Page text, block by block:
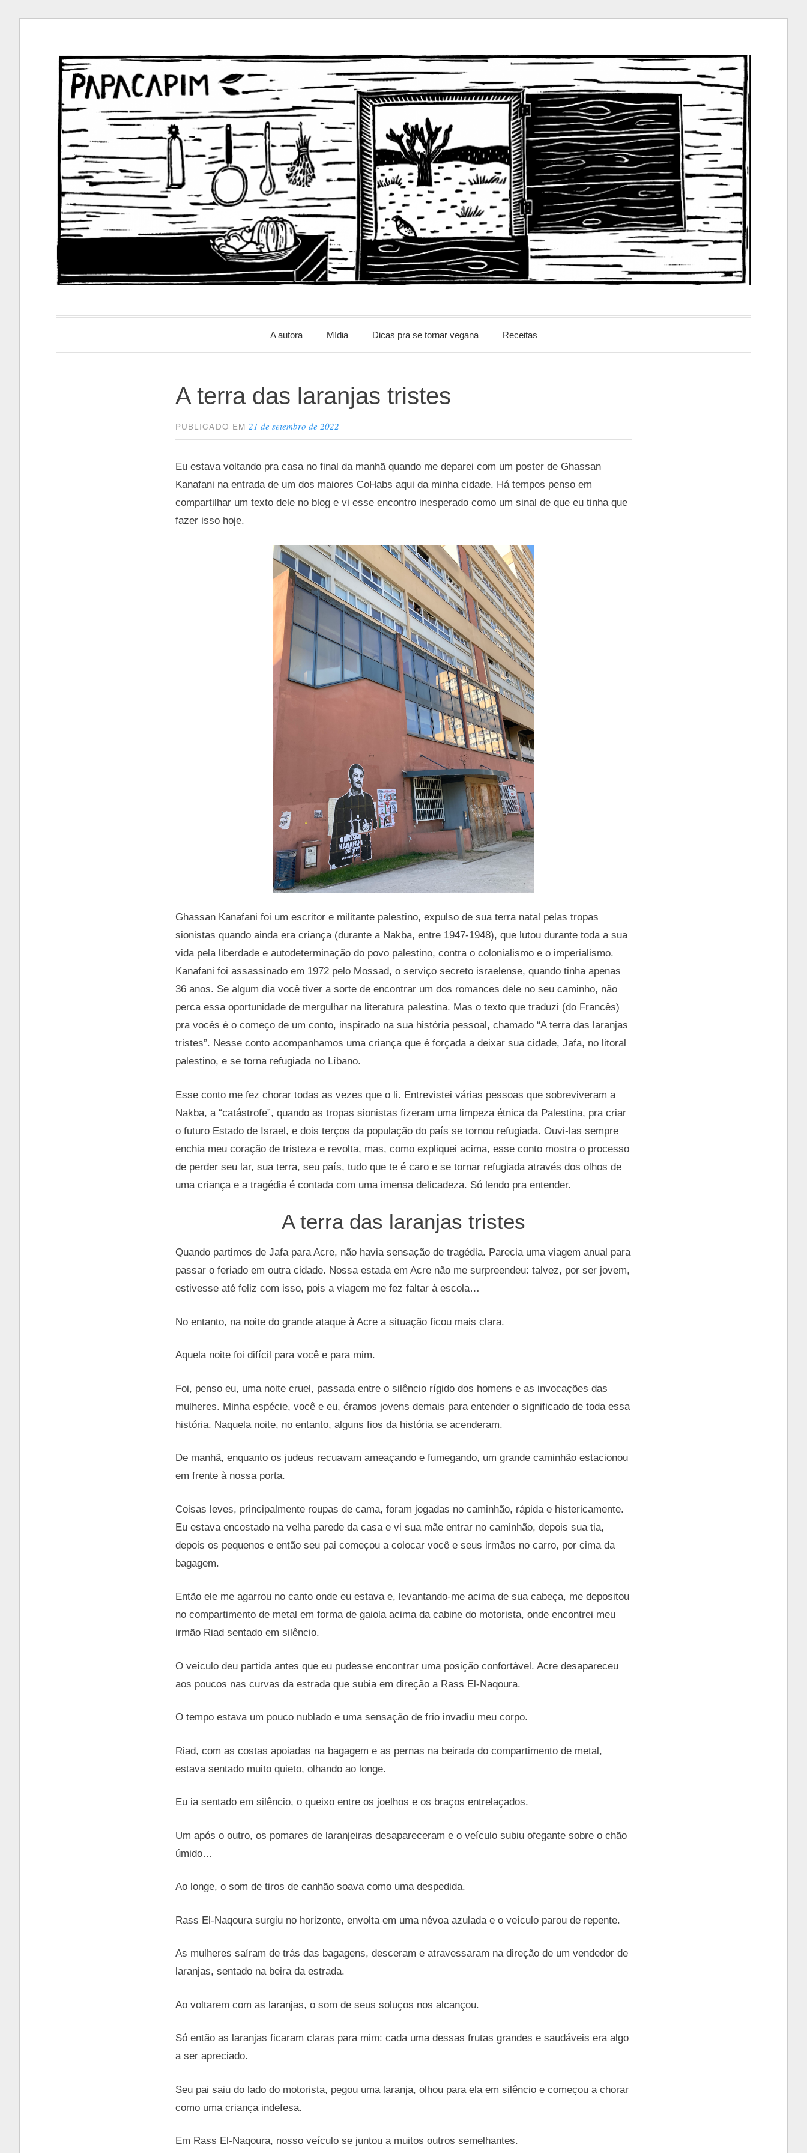
conteúdo
PapacapimA autora Mídia Dicas pra se tornar vegana Receitas
A terra das laranjas tristes
PUBLICADO EM21 de setembro de 2022
Eu estava voltando pra casa no final da manhã quando me deparei com um poster de Ghassan
Kanafani na entrada de um dos maiores CoHabs aqui da minha cidade. Há tempos penso em
compartilhar um texto dele no blog e vi esse encontro inesperado como um sinal de que eu tinha que
fazer isso hoje.
Ghassan Kanafani foi um escritor e militante palestino, expulso de sua terra natal pelas tropas
sionistas quando ainda era criança (durante a Nakba, entre 1947-1948), que lutou durante toda a sua
vida pela liberdade e autodeterminação do povo palestino, contra o colonialismo e o imperialismo.
Kanafani foi assassinado em 1972 pelo Mossad, o serviço secreto israelense, quando tinha apenas
36 anos. Se algum dia você tiver a sorte de encontrar um dos romances dele no seu caminho, não
perca essa oportunidade de mergulhar na literatura palestina. Mas o texto que traduzi (do Francês)
pra vocês é o começo de um conto, inspirado na sua história pessoal, chamado “A terra das laranjas
tristes”. Nesse conto acompanhamos uma criança que é forçada a deixar sua cidade, Jafa, no litoral
palestino, e se torna refugiada no Líbano.
Esse conto me fez chorar todas as vezes que o li. Entrevistei várias pessoas que sobreviveram a
Nakba, a “catástrofe”, quando as tropas sionistas fizeram uma limpeza étnica da Palestina, pra criar
o futuro Estado de Israel, e dois terços da população do país se tornou refugiada. Ouvi-las sempre
enchia meu coração de tristeza e revolta, mas, como expliquei acima, esse conto mostra o processo
de perder seu lar, sua terra, seu país, tudo que te é caro e se tornar refugiada através dos olhos de
uma criança e a tragédia é contada com uma imensa delicadeza. Só lendo pra entender.
A terra das laranjas tristes
Quando partimos de Jafa para Acre, não havia sensação de tragédia. Parecia uma viagem anual para
passar o feriado em outra cidade. Nossa estada em Acre não me surpreendeu: talvez, por ser jovem,
estivesse até feliz com isso, pois a viagem me fez faltar à escola…
No entanto, na noite do grande ataque à Acre a situação ficou mais clara.
Aquela noite foi difícil para você e para mim.
Foi, penso eu, uma noite cruel, passada entre o silêncio rígido dos homens e as invocações das
mulheres. Minha espécie, você e eu, éramos jovens demais para entender o significado de toda essa
história. Naquela noite, no entanto, alguns fios da história se acenderam.
De manhã, enquanto os judeus recuavam ameaçando e fumegando, um grande caminhão estacionou
em frente à nossa porta.
Coisas leves, principalmente roupas de cama, foram jogadas no caminhão, rápida e histericamente.
Eu estava encostado na velha parede da casa e vi sua mãe entrar no caminhão, depois sua tia,
depois os pequenos e então seu pai começou a colocar você e seus irmãos no carro, por cima da
bagagem.
Então ele me agarrou no canto onde eu estava e, levantando-me acima de sua cabeça, me depositou
no compartimento de metal em forma de gaiola acima da cabine do motorista, onde encontrei meu
irmão Riad sentado em silêncio.
O veículo deu partida antes que eu pudesse encontrar uma posição confortável. Acre desapareceu
aos poucos nas curvas da estrada que subia em direção a Rass El-Naqoura.
O tempo estava um pouco nublado e uma sensação de frio invadiu meu corpo.
Riad, com as costas apoiadas na bagagem e as pernas na beirada do compartimento de metal,
estava sentado muito quieto, olhando ao longe.
Eu ia sentado em silêncio, o queixo entre os joelhos e os braços entrelaçados.
Um após o outro, os pomares de laranjeiras desapareceram e o veículo subiu ofegante sobre o chão
úmido…
Ao longe, o som de tiros de canhão soava como uma despedida.
Rass El-Naqoura surgiu no horizonte, envolta em uma névoa azulada e o veículo parou de repente.
As mulheres saíram de trás das bagagens, desceram e atravessaram na direção de um vendedor de
laranjas, sentado na beira da estrada.
Ao voltarem com as laranjas, o som de seus soluços nos alcançou.
Só então as laranjas ficaram claras para mim: cada uma dessas frutas grandes e saudáveis ​​era algo
a ser apreciado.
Seu pai saiu do lado do motorista, pegou uma laranja, olhou para ela em silêncio e começou a chorar
como uma criança indefesa.
Em Rass El-Naqoura, nosso veículo se juntou a muitos outros semelhantes.